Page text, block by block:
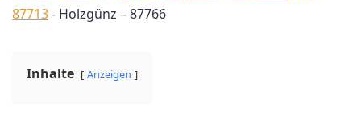
87713- Holzgünz – 87766
Inhalte Anzeigen